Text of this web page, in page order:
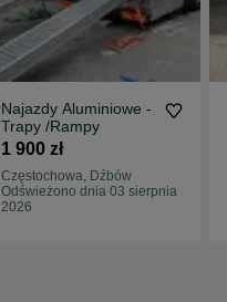
Najazdy Aluminiowe -
Trapy /Rampy
1 900 zł
Częstochowa, Dźbów
Odświeżono dnia 03 sierpnia
2026